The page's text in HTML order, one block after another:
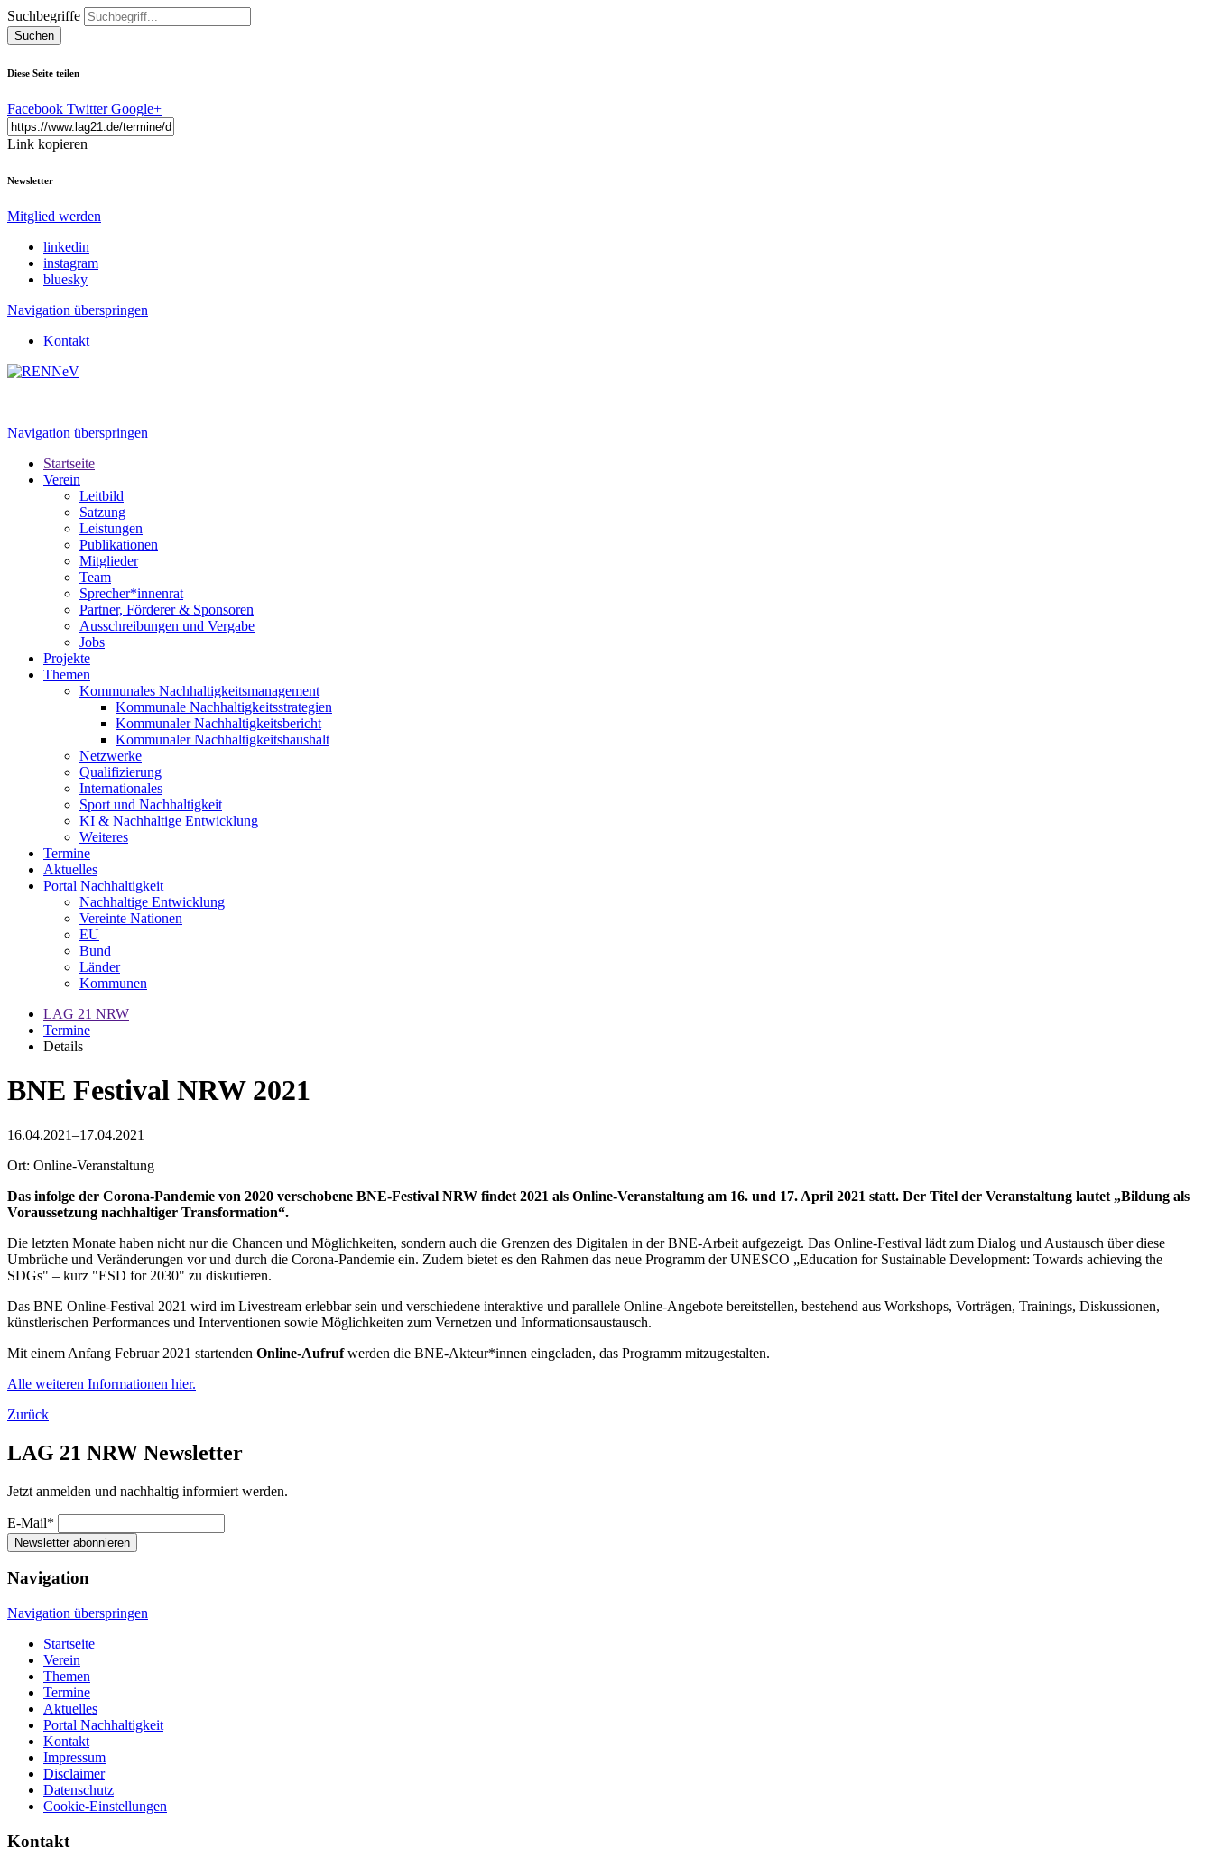
Suchbegriffe
Suchen
Diese Seite teilen
Facebook Twitter Google+
Link kopieren
Newsletter
Mitglied werden
linkedin
instagram
bluesky
Navigation überspringen
Kontakt
Navigation überspringen
Startseite
Verein
Leitbild
Satzung
Leistungen
Publikationen
Mitglieder
Team
Sprecher*innenrat
Partner, Förderer & Sponsoren
Ausschreibungen und Vergabe
Jobs
Projekte
Themen
Kommunales Nachhaltigkeitsmanagement
Kommunale Nachhaltigkeitsstrategien
Kommunaler Nachhaltigkeitsbericht
Kommunaler Nachhaltigkeitshaushalt
Netzwerke
Qualifizierung
Internationales
Sport und Nachhaltigkeit
KI & Nachhaltige Entwicklung
Weiteres
Termine
Aktuelles
Portal Nachhaltigkeit
Nachhaltige Entwicklung
Vereinte Nationen
EU
Bund
Länder
Kommunen
LAG 21 NRW
Termine
Details
BNE Festival NRW 2021
16.04.2021–17.04.2021
Ort: Online-Veranstaltung
Das infolge der Corona-Pandemie von 2020 verschobene BNE-Festival NRW findet 2021 als Online-Veranstaltung am 16. und 17. April 2021 statt. Der Titel der Veranstaltung lautet „Bildung als
Voraussetzung nachhaltiger Transformation“.
Die letzten Monate haben nicht nur die Chancen und Möglichkeiten, sondern auch die Grenzen des Digitalen in der BNE-Arbeit aufgezeigt. Das Online-Festival lädt zum Dialog und Austausch über diese
Umbrüche und Veränderungen vor und durch die Corona-Pandemie ein. Zudem bietet es den Rahmen das neue Programm der UNESCO „Education for Sustainable Development: Towards achieving the
SDGs" – kurz "ESD for 2030" zu diskutieren.
Das BNE Online-Festival 2021 wird im Livestream erlebbar sein und verschiedene interaktive und parallele Online-Angebote bereitstellen, bestehend aus Workshops, Vorträgen, Trainings, Diskussionen,
künstlerischen Performances und Interventionen sowie Möglichkeiten zum Vernetzen und Informationsaustausch.
Mit einem Anfang Februar 2021 startenden Online-Aufrufwerden die BNE-Akteur*innen eingeladen, das Programm mitzugestalten.
Alle weiteren Informationen hier.
Zurück
LAG 21 NRW Newsletter
Jetzt anmelden und nachhaltig informiert werden.
E-Mail*
Newsletter abonnieren
Navigation
Navigation überspringen
Startseite
Verein
Themen
Termine
Aktuelles
Portal Nachhaltigkeit
Kontakt
Impressum
Disclaimer
Datenschutz
Cookie-Einstellungen
Kontakt